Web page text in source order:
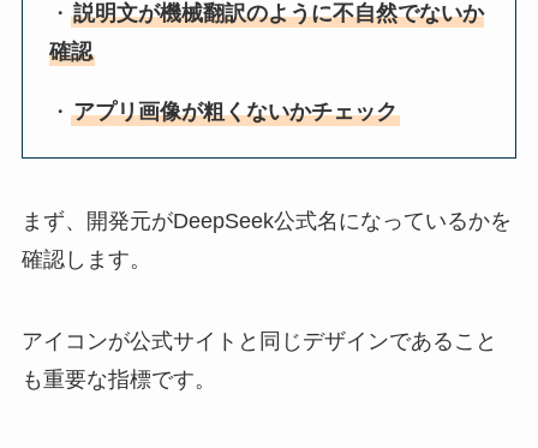
・説明文が機械翻訳のように不自然でないか
確認
・アプリ画像が粗くないかチェック
まず、開発元がDeepSeek公式名になっているかを
確認します。
アイコンが公式サイトと同じデザインであること
も重要な指標です。